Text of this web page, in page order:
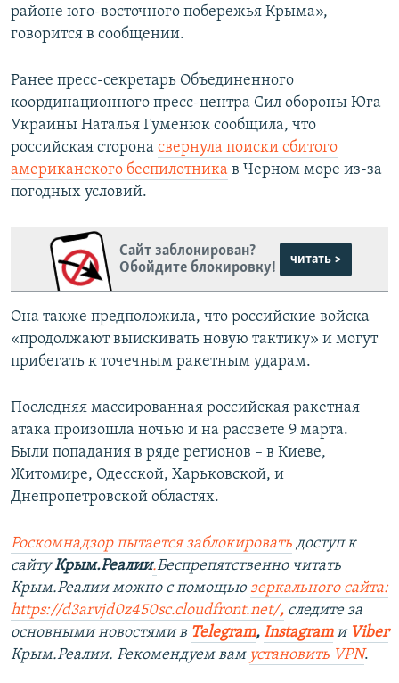
районе юго-восточного побережья Крыма», –
говорится в сообщении.
Ранее пресс-секретарь Объединенного
координационного пресс-центра Сил обороны Юга
Украины Наталья Гуменюк сообщила, что
российская сторона свернула поиски сбитого
американского беспилотника в Черном море из-за
погодных условий.
Сайт заблокирован?
Обойдите блокировку!
читать >
Она также предположила, что российские войска
«продолжают выискивать новую тактику» и могут
прибегать к точечным ракетным ударам.
Последняя массированная российская ракетная
атака произошла ночью и на рассвете 9 марта.
Были попадания в ряде регионов – в Киеве,
Житомире, Одесской, Харьковской, и
Днепропетровской областях.
Роскомнадзор пытается заблокировать доступ к
сайтуКрым.Реалии.Беспрепятственно читать
Крым.Реалии можно с помощью зеркального сайта:
https://d3arvjd0z450sc.cloudfront.net/, следите за
основными новостями в Telegram, Instagramи Viber
Крым.Реалии. Рекомендуем вам установить VPN.